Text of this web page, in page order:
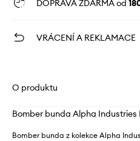
DOPRAVA ZDARMA od
VRÁCENÍ A REKLAMACE
O produktu
Bomber bunda Alpha Industries
Bomber bunda z kolekce Alpha